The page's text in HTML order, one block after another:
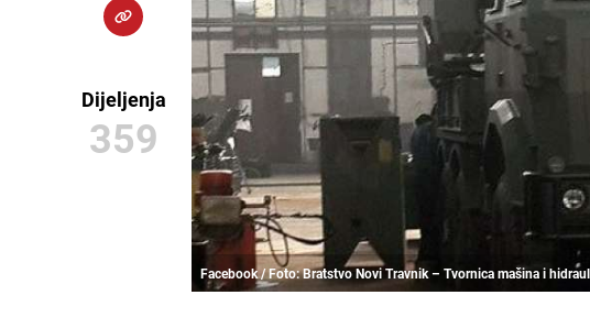
Dijeljenja
359
Facebook / Foto: Bratstvo Novi Travnik – Tvornica mašina i